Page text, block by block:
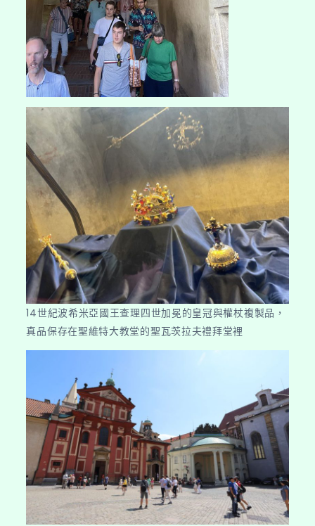
14世紀波希米亞國王查理四世加冕的皇冠與權杖複製品，
真品保存在聖維特大教堂的聖瓦茨拉夫禮拜堂裡